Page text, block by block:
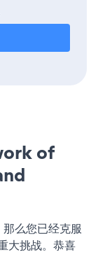
of
么您已经克服
大挑战。恭喜